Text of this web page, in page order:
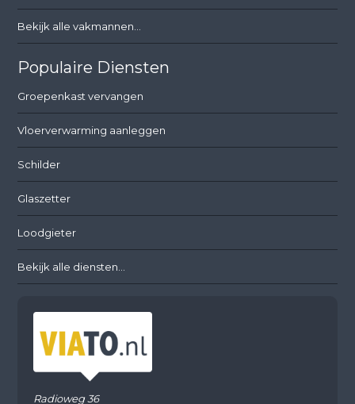
Bekijk alle vakmannen...
Populaire Diensten
Groepenkast vervangen
Vloerverwarming aanleggen
Schilder
Glaszetter
Loodgieter
Bekijk alle diensten...
Radioweg 36